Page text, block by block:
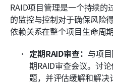
RAID项目管理是一个持续
的监控与控制对于确保风险
依赖关系在整个项目生命周
定期RAID审查： 与项
期RAID审查会议。讨
题，并评估缓解和解决